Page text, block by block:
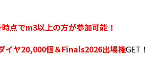
点でm3以上の方が参加可能！
イヤ20,000個＆Finals2026出場権GET！